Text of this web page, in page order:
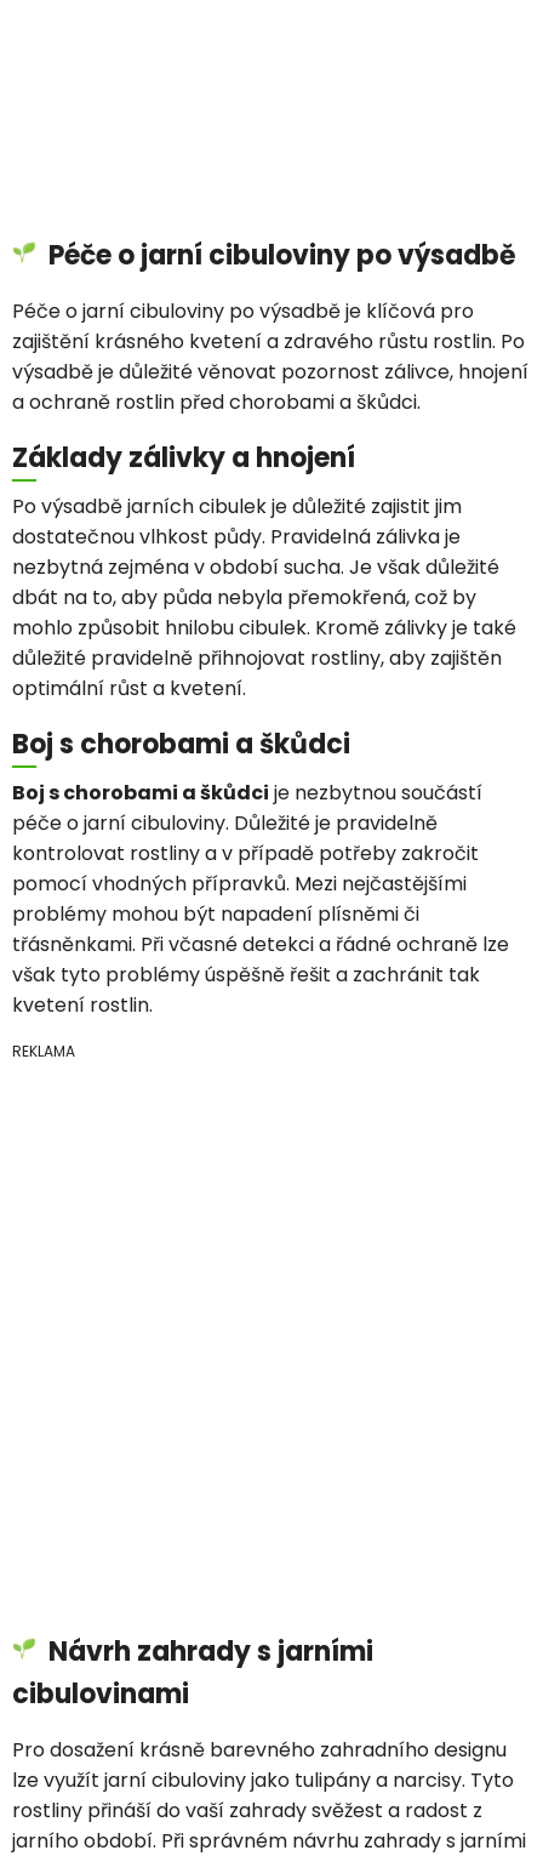
Péče o jarní cibuloviny po výsadbě
Péče o jarní cibuloviny po výsadbě je klíčová pro
zajištění krásného kvetení a zdravého růstu rostlin. Po
výsadbě je důležité věnovat pozornost zálivce, hnojení
a ochraně rostlin před chorobami a škůdci.
Základy zálivky a hnojení
Po výsadbě jarních cibulek je důležité zajistit jim
dostatečnou vlhkost půdy. Pravidelná zálivka je
nezbytná zejména v období sucha. Je však důležité
dbát na to, aby půda nebyla přemokřená, což by
mohlo způsobit hnilobu cibulek. Kromě zálivky je také
důležité pravidelně přihnojovat rostliny, aby zajištěn
optimální růst a kvetení.
Boj s chorobami a škůdci
Boj s chorobami a škůdci je nezbytnou součástí
péče o jarní cibuloviny. Důležité je pravidelně
kontrolovat rostliny a v případě potřeby zakročit
pomocí vhodných přípravků. Mezi nejčastějšími
problémy mohou být napadení plísněmi či
třásněnkami. Při včasné detekci a řádné ochraně lze
však tyto problémy úspěšně řešit a zachránit tak
kvetení rostlin.
REKLAMA
Návrh zahrady s jarními
cibulovinami
Pro dosažení krásně barevného zahradního designu
lze využít jarní cibuloviny jako tulipány a narcisy. Tyto
rostliny přináší do vaší zahrady svěžest a radost z
jarního období. Při správném návrhu zahrady s jarními